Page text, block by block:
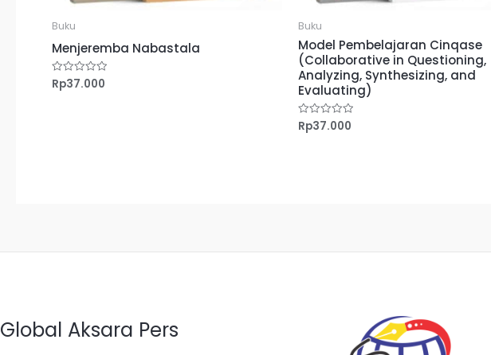
Buku
Menjeremba Nabastala
Dinilai
0
Rp37.000
Buku
Model Pembelajaran Cinqase
(Collaborative in Questioning,
Analyzing, Synthesizing, and
Evaluating)
Dinilai
0
Rp37.000
Global Aksara Pers